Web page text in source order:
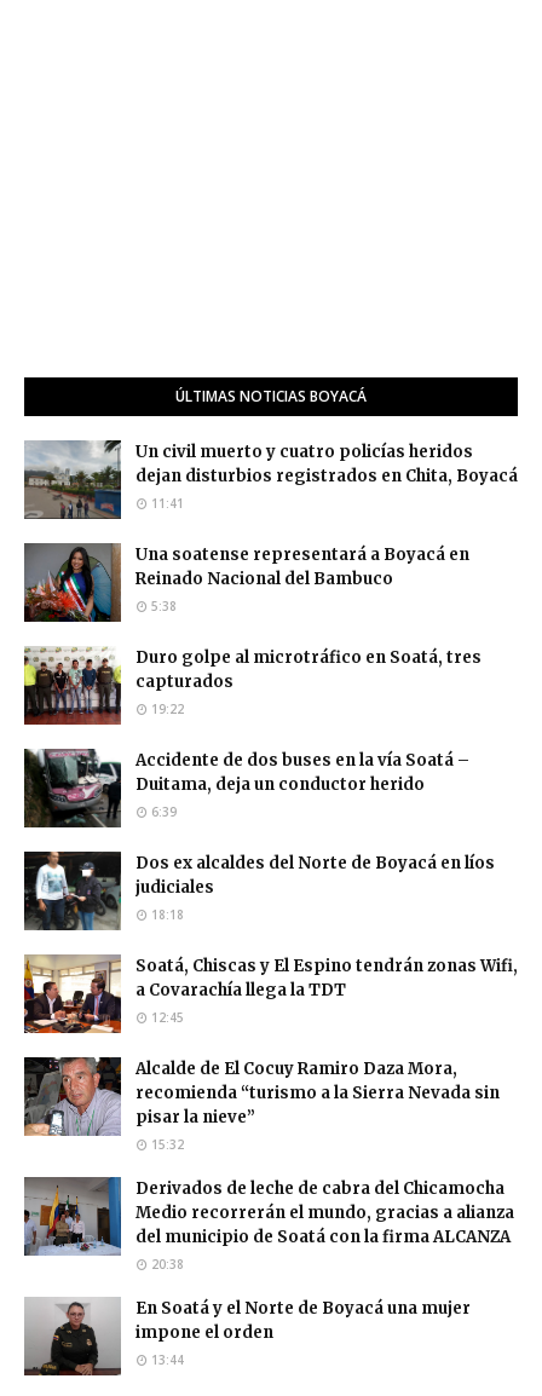
ÚLTIMAS NOTICIAS BOYACÁ
Un civil muerto y cuatro policías heridos
dejan disturbios registrados en Chita, Boyacá
11:41
Una soatense representará a Boyacá en
Reinado Nacional del Bambuco
5:38
Duro golpe al microtráfico en Soatá, tres
capturados
19:22
Accidente de dos buses en la vía Soatá –
Duitama, deja un conductor herido
6:39
Dos ex alcaldes del Norte de Boyacá en líos
judiciales
18:18
Soatá, Chiscas y El Espino tendrán zonas Wifi,
a Covarachía llega la TDT
12:45
Alcalde de El Cocuy Ramiro Daza Mora,
recomienda “turismo a la Sierra Nevada sin
pisar la nieve”
15:32
Derivados de leche de cabra del Chicamocha
Medio recorrerán el mundo, gracias a alianza
del municipio de Soatá con la firma ALCANZA
20:38
En Soatá y el Norte de Boyacá una mujer
impone el orden
13:44